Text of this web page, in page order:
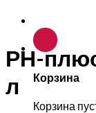
Корзина
Корзина
РН-
л